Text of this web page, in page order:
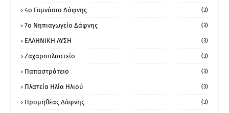
4ο Γυμνάσιο Δάφνης (3)
7ο Νηπιαγωγείο Δάφνης (3)
ΕΛΛΗΝΙΚΗ ΛΥΣΗ (3)
Ζαχαροπλαστείο (3)
Παπαστράτειο (3)
Πλατεία Ηλία Ηλιού (3)
Προμηθέας Δάφνης (3)